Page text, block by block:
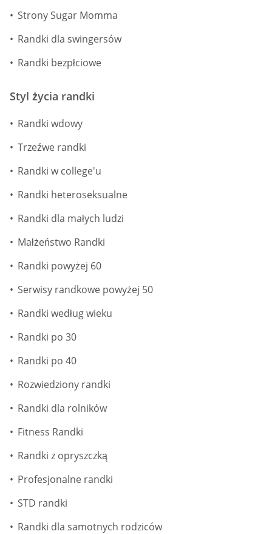
Strony Sugar Momma
Randki dla swingersów
Randki bezpłciowe
Styl życia randki
Randki wdowy
Trzeźwe randki
Randki w college'u
Randki heteroseksualne
Randki dla małych ludzi
Małżeństwo Randki
Randki powyżej 60
Serwisy randkowe powyżej 50
Randki według wieku
Randki po 30
Randki po 40
Rozwiedziony randki
Randki dla rolników
Fitness Randki
Randki z opryszczką
Profesjonalne randki
STD randki
Randki dla samotnych rodziców